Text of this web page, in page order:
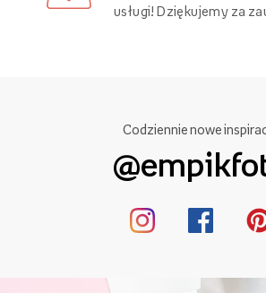
usługi! Dziękujemy za
Codziennie nowe